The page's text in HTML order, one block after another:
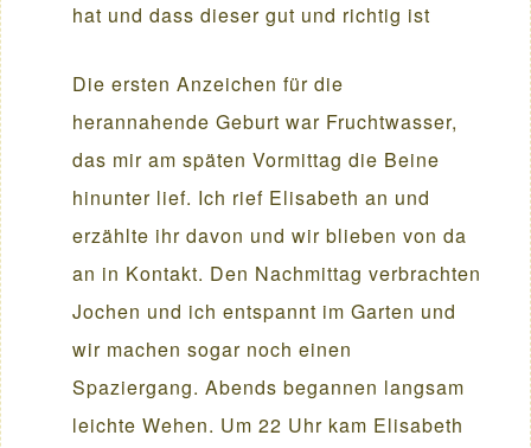
hat und dass dieser gut und richtig ist
Die ersten Anzeichen für die
herannahende Geburt war Fruchtwasser,
das mir am späten Vormittag die Beine
hinunter lief. Ich rief Elisabeth an und
erzählte ihr davon und wir blieben von da
an in Kontakt. Den Nachmittag verbrachten
Jochen und ich entspannt im Garten und
wir machen sogar noch einen
Spaziergang. Abends begannen langsam
leichte Wehen. Um 22 Uhr kam Elisabeth